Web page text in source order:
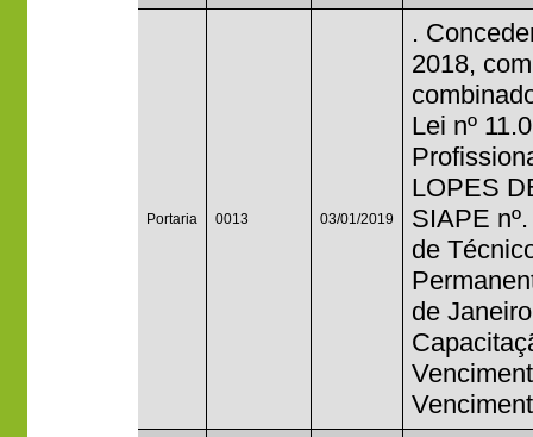
Portaria 0013 03/01/2019
.
2018,
Lei nº
LOPES
SIAPE
de
de